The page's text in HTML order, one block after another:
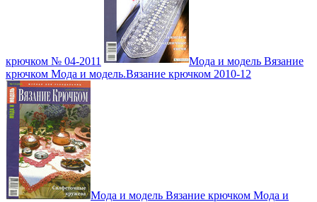
крючком № 04-2011
Мода и модель Вязание
крючком Мода и модель.Вязание крючком 2010-12
Мода и модель Вязание крючком Мода и